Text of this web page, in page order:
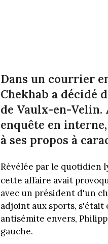
Dans un courrier
Chekhab a décidé
de Vaulx-en-
enquête en
à ses propos à
Révélée par le quotidien
cette affaire avait
avec un président d'un
adjoint aux sports,
antisémite envers,
gauche.